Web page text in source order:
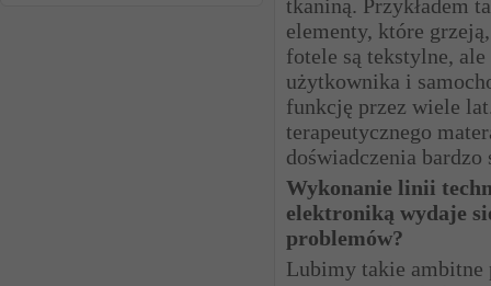
tkaniną. Przykładem
elementy, które
fotele są tekstylne,
użytkownika i
funkcję przez wiele
terapeutycznego
doświadczenia bardzo
Wykonanie linii
elektroniką wydaje
problemów?
Lubimy takie ambitne